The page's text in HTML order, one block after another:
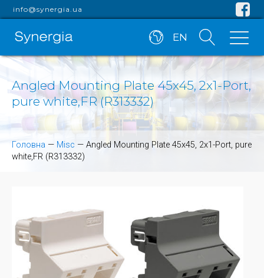
info@synergia.ua
EN
Angled Mounting Plate 45x45, 2x1-Port,
pure white,FR (R313332)
Головна — Misc — Angled Mounting Plate 45x45, 2x1-Port, pure
white,FR (R313332)